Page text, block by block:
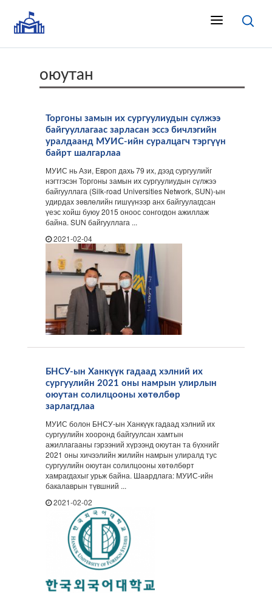
оюутан
Торгоны замын их сургуулиудын сүлжээ
байгууллагаас зарласан эссэ бичлэгийн
уралдаанд МУИС-ийн суралцагч тэргүүн
байрт шалгарлаа
МУИС нь Ази, Европ дахь 79 их, дээд сургуулийг
нэгтгэсэн Торгоны замын их сургуулиудын сүлжээ
байгууллага (Silk-road Universities Network, SUN)-ын
удирдах зөвлөлийн гишүүнээр анх байгуулагдсан
үеэс хойш буюу 2015 оноос сонгогдон ажиллаж
байна. SUN байгууллага ...
2021-02-04
БНСУ-ын Ханкүүк гадаад хэлний их
сургуулийн 2021 оны намрын улирлын
оюутан солилцооны хөтөлбөр
зарлагдлаа
МУИС болон БНСУ-ын Ханкүүк гадаад хэлний их
сургуулийн хооронд байгуулсан хамтын
ажиллагааны гэрээний хүрээнд оюутан та бүхнийг
2021 оны хичээлийн жилийн намрын улиралд тус
сургуулийн оюутан солилцооны хөтөлбөрт
хамрагдахыг урьж байна. Шаардлага: МУИС-ийн
бакалаврын түвшний ...
2021-02-02